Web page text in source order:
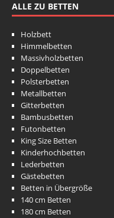
ALLE ZU BETTEN
Holzbett
Himmelbetten
Massivholzbetten
Doppelbetten
Polsterbetten
Metallbetten
Gitterbetten
Bambusbetten
Futonbetten
King Size Betten
Kinderhochbetten
Lederbetten
Gästebetten
Betten in Übergröße
140 cm Betten
180 cm Betten